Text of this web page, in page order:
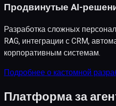
Продвинутые AI-
Разработка сложных
RAG, интеграции с CRM,
корпоративным системам.
Подробнее о кастомной
Платформа за